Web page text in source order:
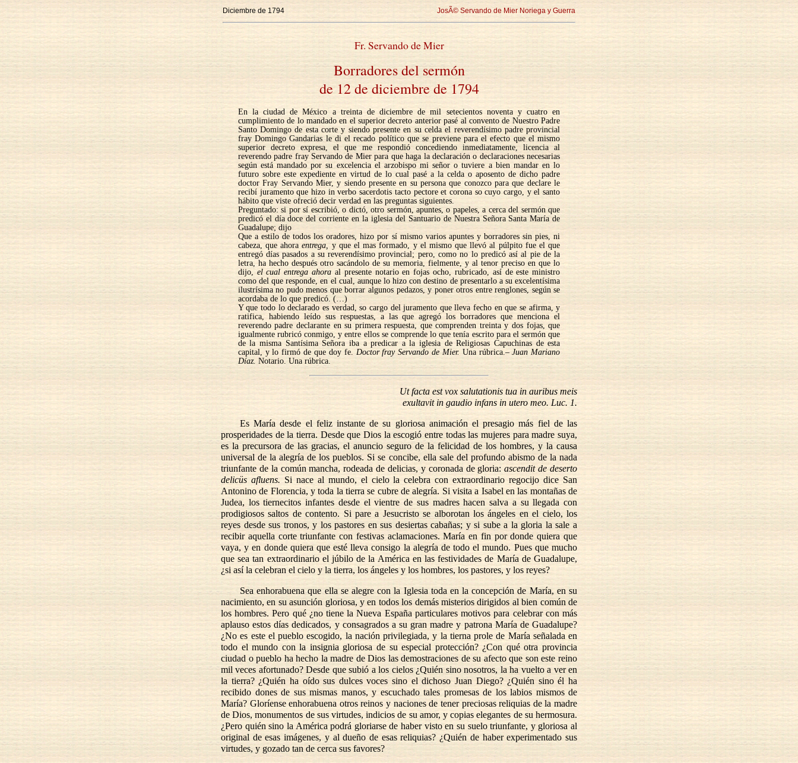
Diciembre de 1794 JosÃ© Servando de Mier Noriega y Guerra
Fr. Servando de Mier
Borradores del sermón
de 12 de diciembre de 1794
En la ciudad de México a treinta de diciembre de mil setecientos noventa y cuatro en
cumplimiento de lo mandado en el superior decreto anterior pasé al convento de Nuestro Padre
Santo Domingo de esta corte y siendo presente en su celda el reverendísimo padre provincial
fray Domingo Gandarias le di el recado político que se previene para el efecto que el mismo
superior decreto expresa, el que me respondió concediendo inmediatamente, licencia al
reverendo padre fray Servando de Mier para que haga la declaración o declaraciones necesarias
según está mandado por su excelencia el arzobispo mi señor o tuviere a bien mandar en lo
futuro sobre este expediente en virtud de lo cual pasé a la celda o aposento de dicho padre
doctor Fray Servando Mier, y siendo presente en su persona que conozco para que declare le
recibí juramento que hizo in verbo sacerdotis tacto pectore et corona so cuyo cargo, y el santo
hábito que viste ofreció decir verdad en las preguntas siguientes.
Preguntado: si por sí escribió, o dictó, otro sermón, apuntes, o papeles, a cerca del sermón que
predicó el día doce del corriente en la iglesia del Santuario de Nuestra Señora Santa María de
Guadalupe; dijo
Que a estilo de todos los oradores, hizo por sí mismo varios apuntes y borradores sin pies, ni
cabeza, que ahoraentrega, y que el mas formado, y el mismo que llevó al púlpito fue el que
entregó días pasados a su reverendísimo provincial; pero, como no lo predicó así al pie de la
letra, ha hecho después otro sacándolo de su memoria, fielmente, y al tenor preciso en que lo
dijo, el cual entrega ahora al presente notario en fojas ocho, rubricado, así de este ministro
como del que responde, en el cual, aunque lo hizo con destino de presentarlo a su excelentísima
ilustrísima no pudo menos que borrar algunos pedazos, y poner otros entre renglones, según se
acordaba de lo que predicó. (…)
Y que todo lo declarado es verdad, so cargo del juramento que lleva fecho en que se afirma, y
ratifica, habiendo leído sus respuestas, a las que agregó los borradores que menciona el
reverendo padre declarante en su primera respuesta, que comprenden treinta y dos fojas, que
igualmente rubricó conmigo, y entre ellos se comprende lo que tenía escrito para el sermón que
de la misma Santísima Señora iba a predicar a la iglesia de Religiosas Capuchinas de esta
capital, y lo firmó de que doy fe. Doctor fray Servando de Mier. Una rúbrica.–Juan Mariano
Díaz. Notario. Una rúbrica.
Ut facta est vox salutationis tua in auribus meis
exultavit in gaudio infans in utero meo. Luc. 1.
Es María desde el feliz instante de su gloriosa animación el presagio más fiel de las
prosperidades de la tierra. Desde que Dios la escogió entre todas las mujeres para madre suya,
es la precursora de las gracias, el anuncio seguro de la felicidad de los hombres, y la causa
universal de la alegría de los pueblos. Si se concibe, ella sale del profundo abismo de la nada
triunfante de la común mancha, rodeada de delicias, y coronada de gloria:ascendit de deserto
delicüs afluens. Si nace al mundo, el cielo la celebra con extraordinario regocijo dice San
Antonino de Florencia, y toda la tierra se cubre de alegría. Si visita a Isabel en las montañas de
Judea, los tiernecitos infantes desde el vientre de sus madres hacen salva a su llegada con
prodigiosos saltos de contento. Si pare a Jesucristo se alborotan los ángeles en el cielo, los
reyes desde sus tronos, y los pastores en sus desiertas cabañas; y si sube a la gloria la sale a
recibir aquella corte triunfante con festivas aclamaciones. María en fin por donde quiera que
vaya, y en donde quiera que esté lleva consigo la alegría de todo el mundo. Pues que mucho
que sea tan extraordinario el júbilo de la América en las festividades de María de Guadalupe,
¿si así la celebran el cielo y la tierra, los ángeles y los hombres, los pastores, y los reyes?
Sea enhorabuena que ella se alegre con la Iglesia toda en la concepción de María, en su
nacimiento, en su asunción gloriosa, y en todos los demás misterios dirigidos al bien común de
los hombres. Pero qué ¿no tiene la Nueva España particulares motivos para celebrar con más
aplauso estos días dedicados, y consagrados a su gran madre y patrona María de Guadalupe?
¿No es este el pueblo escogido, la nación privilegiada, y la tierna prole de María señalada en
todo el mundo con la insignia gloriosa de su especial protección? ¿Con qué otra provincia
ciudad o pueblo ha hecho la madre de Dios las demostraciones de su afecto que son este reino
mil veces afortunado? Desde que subió a los cielos ¿Quién sino nosotros, la ha vuelto a ver en
la tierra? ¿Quién ha oído sus dulces voces sino el dichoso Juan Diego? ¿Quién sino él ha
recibido dones de sus mismas manos, y escuchado tales promesas de los labios mismos de
María? Gloríense enhorabuena otros reinos y naciones de tener preciosas reliquias de la madre
de Dios, monumentos de sus virtudes, indicios de su amor, y copias elegantes de su hermosura.
¿Pero quién sino la América podrá gloriarse de haber visto en su suelo triunfante, y gloriosa al
original de esas imágenes, y al dueño de esas reliquias? ¿Quién de haber experimentado sus
virtudes, y gozado tan de cerca sus favores?